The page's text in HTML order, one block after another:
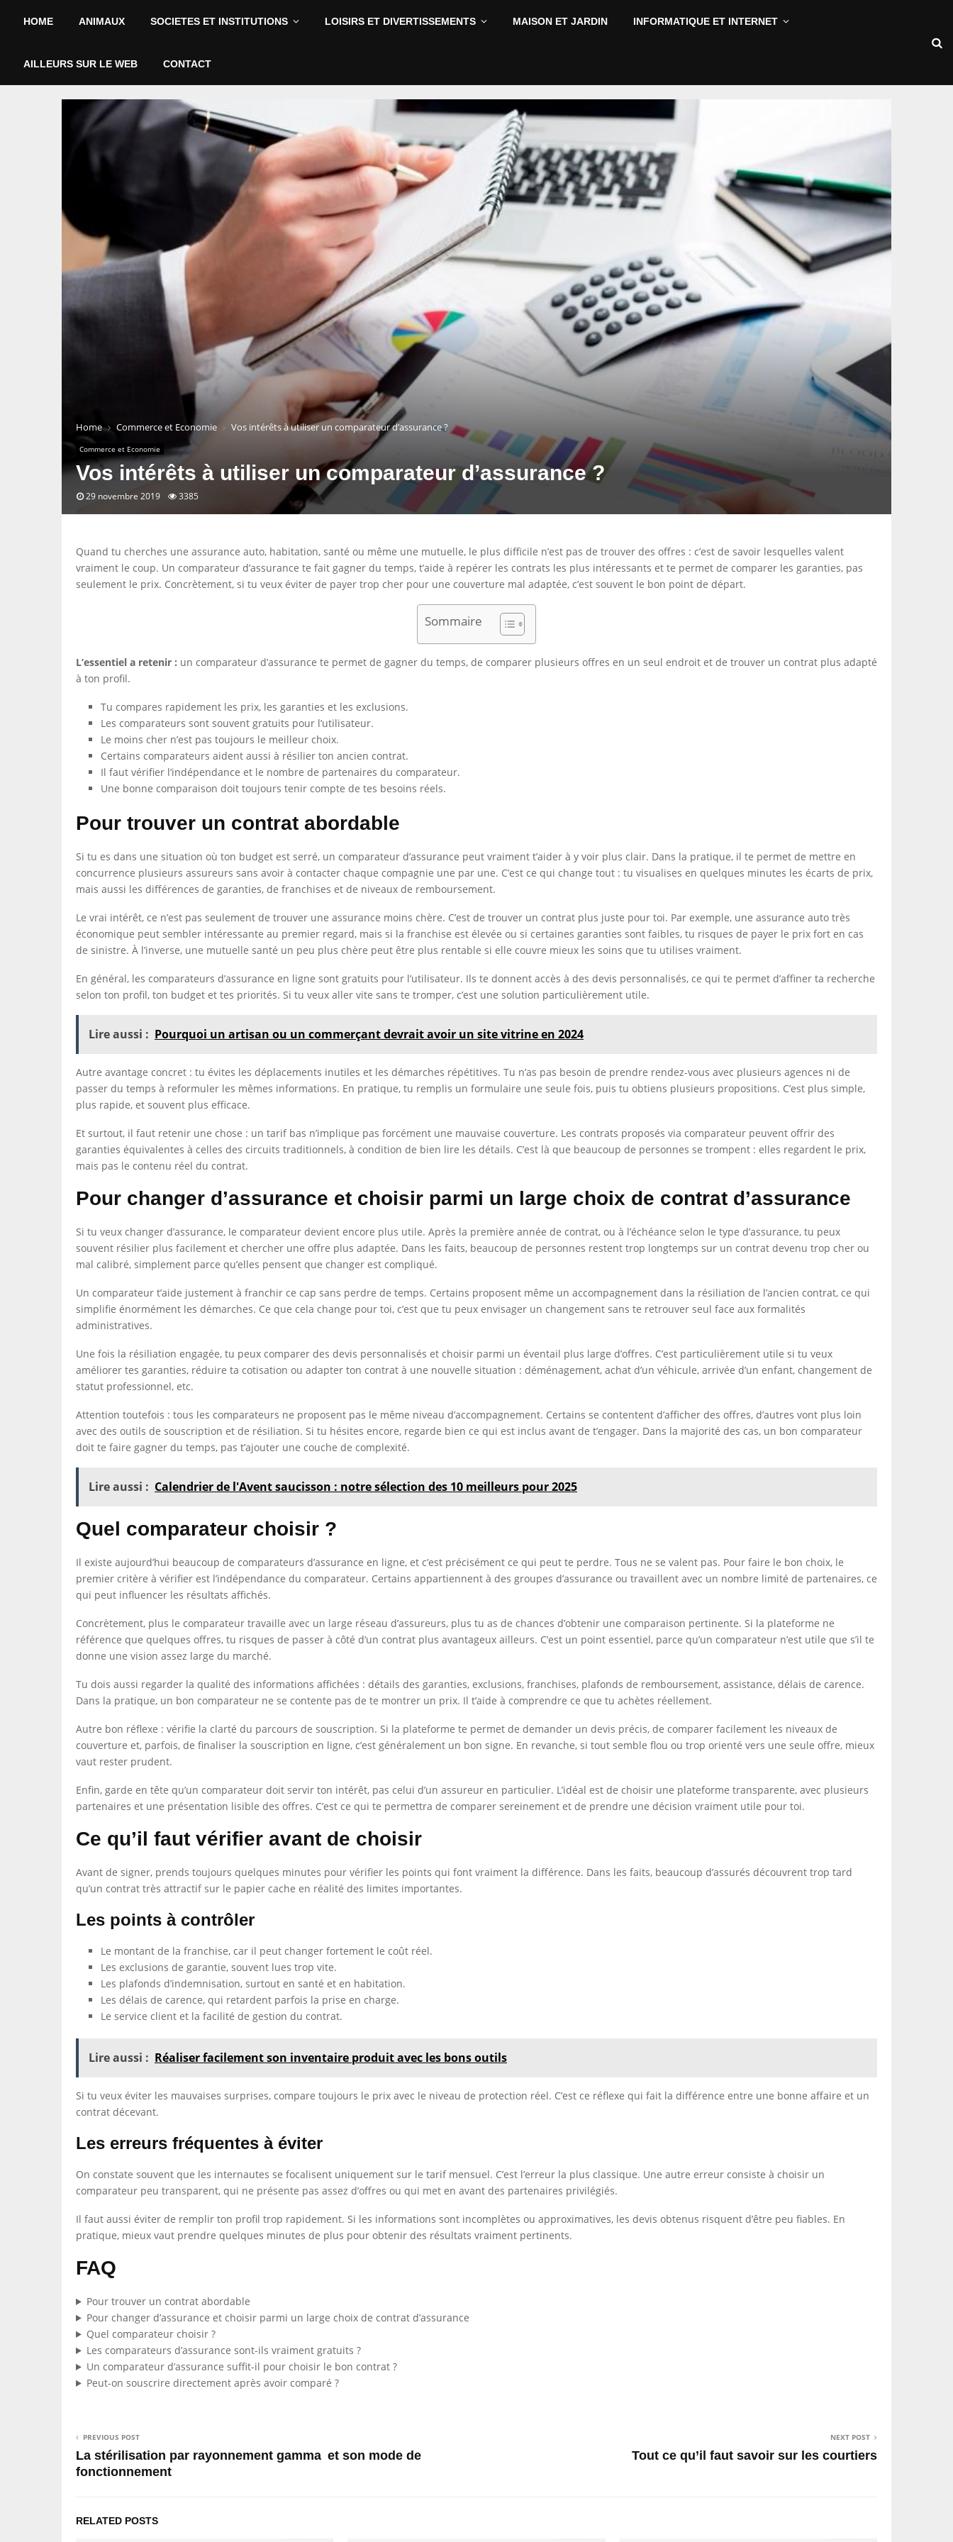
HOME ANIMAUX SOCIETES ET INSTITUTIONS LOISIRS ET DIVERTISSEMENTS MAISON ET JARDIN INFORMATIQUE ET INTERNET
AILLEURS SUR LE WEB CONTACT
Home Commerce et Economie Vos intérêts à utiliser un comparateur d’assurance ?
Commerce et Economie
Vos intérêts à utiliser un comparateur d’assurance ?
29 novembre 2019 3385
Quand tu cherches une assurance auto, habitation, santé ou même une mutuelle, le plus difficile n’est pas de trouver des offres : c’est de savoir lesquelles valent
vraiment le coup. Un comparateur d’assurance te fait gagner du temps, t’aide à repérer les contrats les plus intéressants et te permet de comparer les garanties, pas
seulement le prix. Concrètement, si tu veux éviter de payer trop cher pour une couverture mal adaptée, c’est souvent le bon point de départ.
Sommaire
L’essentiel a retenir : un comparateur d’assurance te permet de gagner du temps, de comparer plusieurs offres en un seul endroit et de trouver un contrat plus adapté
à ton profil.
Tu compares rapidement les prix, les garanties et les exclusions.
Les comparateurs sont souvent gratuits pour l’utilisateur.
Le moins cher n’est pas toujours le meilleur choix.
Certains comparateurs aident aussi à résilier ton ancien contrat.
Il faut vérifier l’indépendance et le nombre de partenaires du comparateur.
Une bonne comparaison doit toujours tenir compte de tes besoins réels.
Pour trouver un contrat abordable
Si tu es dans une situation où ton budget est serré, un comparateur d’assurance peut vraiment t’aider à y voir plus clair. Dans la pratique, il te permet de mettre en
concurrence plusieurs assureurs sans avoir à contacter chaque compagnie une par une. C’est ce qui change tout : tu visualises en quelques minutes les écarts de prix,
mais aussi les différences de garanties, de franchises et de niveaux de remboursement.
Le vrai intérêt, ce n’est pas seulement de trouver une assurance moins chère. C’est de trouver un contrat plus juste pour toi. Par exemple, une assurance auto très
économique peut sembler intéressante au premier regard, mais si la franchise est élevée ou si certaines garanties sont faibles, tu risques de payer le prix fort en cas
de sinistre. À l’inverse, une mutuelle santé un peu plus chère peut être plus rentable si elle couvre mieux les soins que tu utilises vraiment.
En général, les comparateurs d’assurance en ligne sont gratuits pour l’utilisateur. Ils te donnent accès à des devis personnalisés, ce qui te permet d’affiner ta recherche
selon ton profil, ton budget et tes priorités. Si tu veux aller vite sans te tromper, c’est une solution particulièrement utile.
Lire aussi : Pourquoi un artisan ou un commerçant devrait avoir un site vitrine en 2024
Autre avantage concret : tu évites les déplacements inutiles et les démarches répétitives. Tu n’as pas besoin de prendre rendez-vous avec plusieurs agences ni de
passer du temps à reformuler les mêmes informations. En pratique, tu remplis un formulaire une seule fois, puis tu obtiens plusieurs propositions. C’est plus simple,
plus rapide, et souvent plus efficace.
Et surtout, il faut retenir une chose : un tarif bas n’implique pas forcément une mauvaise couverture. Les contrats proposés via comparateur peuvent offrir des
garanties équivalentes à celles des circuits traditionnels, à condition de bien lire les détails. C’est là que beaucoup de personnes se trompent : elles regardent le prix,
mais pas le contenu réel du contrat.
Pour changer d’assurance et choisir parmi un large choix de contrat d’assurance
Si tu veux changer d’assurance, le comparateur devient encore plus utile. Après la première année de contrat, ou à l’échéance selon le type d’assurance, tu peux
souvent résilier plus facilement et chercher une offre plus adaptée. Dans les faits, beaucoup de personnes restent trop longtemps sur un contrat devenu trop cher ou
mal calibré, simplement parce qu’elles pensent que changer est compliqué.
Un comparateur t’aide justement à franchir ce cap sans perdre de temps. Certains proposent même un accompagnement dans la résiliation de l’ancien contrat, ce qui
simplifie énormément les démarches. Ce que cela change pour toi, c’est que tu peux envisager un changement sans te retrouver seul face aux formalités
administratives.
Une fois la résiliation engagée, tu peux comparer des devis personnalisés et choisir parmi un éventail plus large d’offres. C’est particulièrement utile si tu veux
améliorer tes garanties, réduire ta cotisation ou adapter ton contrat à une nouvelle situation : déménagement, achat d’un véhicule, arrivée d’un enfant, changement de
statut professionnel, etc.
Attention toutefois : tous les comparateurs ne proposent pas le même niveau d’accompagnement. Certains se contentent d’afficher des offres, d’autres vont plus loin
avec des outils de souscription et de résiliation. Si tu hésites encore, regarde bien ce qui est inclus avant de t’engager. Dans la majorité des cas, un bon comparateur
doit te faire gagner du temps, pas t’ajouter une couche de complexité.
Lire aussi : Calendrier de l'Avent saucisson : notre sélection des 10 meilleurs pour 2025
Quel comparateur choisir ?
Il existe aujourd’hui beaucoup de comparateurs d’assurance en ligne, et c’est précisément ce qui peut te perdre. Tous ne se valent pas. Pour faire le bon choix, le
premier critère à vérifier est l’indépendance du comparateur. Certains appartiennent à des groupes d’assurance ou travaillent avec un nombre limité de partenaires, ce
qui peut influencer les résultats affichés.
Concrètement, plus le comparateur travaille avec un large réseau d’assureurs, plus tu as de chances d’obtenir une comparaison pertinente. Si la plateforme ne
référence que quelques offres, tu risques de passer à côté d’un contrat plus avantageux ailleurs. C’est un point essentiel, parce qu’un comparateur n’est utile que s’il te
donne une vision assez large du marché.
Tu dois aussi regarder la qualité des informations affichées : détails des garanties, exclusions, franchises, plafonds de remboursement, assistance, délais de carence.
Dans la pratique, un bon comparateur ne se contente pas de te montrer un prix. Il t’aide à comprendre ce que tu achètes réellement.
Autre bon réflexe : vérifie la clarté du parcours de souscription. Si la plateforme te permet de demander un devis précis, de comparer facilement les niveaux de
couverture et, parfois, de finaliser la souscription en ligne, c’est généralement un bon signe. En revanche, si tout semble flou ou trop orienté vers une seule offre, mieux
vaut rester prudent.
Enfin, garde en tête qu’un comparateur doit servir ton intérêt, pas celui d’un assureur en particulier. L’idéal est de choisir une plateforme transparente, avec plusieurs
partenaires et une présentation lisible des offres. C’est ce qui te permettra de comparer sereinement et de prendre une décision vraiment utile pour toi.
Ce qu’il faut vérifier avant de choisir
Avant de signer, prends toujours quelques minutes pour vérifier les points qui font vraiment la différence. Dans les faits, beaucoup d’assurés découvrent trop tard
qu’un contrat très attractif sur le papier cache en réalité des limites importantes.
Les points à contrôler
Le montant de la franchise, car il peut changer fortement le coût réel.
Les exclusions de garantie, souvent lues trop vite.
Les plafonds d’indemnisation, surtout en santé et en habitation.
Les délais de carence, qui retardent parfois la prise en charge.
Le service client et la facilité de gestion du contrat.
Lire aussi : Réaliser facilement son inventaire produit avec les bons outils
Si tu veux éviter les mauvaises surprises, compare toujours le prix avec le niveau de protection réel. C’est ce réflexe qui fait la différence entre une bonne affaire et un
contrat décevant.
Les erreurs fréquentes à éviter
On constate souvent que les internautes se focalisent uniquement sur le tarif mensuel. C’est l’erreur la plus classique. Une autre erreur consiste à choisir un
comparateur peu transparent, qui ne présente pas assez d’offres ou qui met en avant des partenaires privilégiés.
Il faut aussi éviter de remplir ton profil trop rapidement. Si les informations sont incomplètes ou approximatives, les devis obtenus risquent d’être peu fiables. En
pratique, mieux vaut prendre quelques minutes de plus pour obtenir des résultats vraiment pertinents.
FAQ
Pour trouver un contrat abordable
Pour changer d’assurance et choisir parmi un large choix de contrat d’assurance
Quel comparateur choisir ?
Les comparateurs d’assurance sont-ils vraiment gratuits ?
Un comparateur d’assurance suffit-il pour choisir le bon contrat ?
Peut-on souscrire directement après avoir comparé ?
PREVIOUS POST
La stérilisation par rayonnement gamma et son mode de
fonctionnement
NEXT POST
Tout ce qu’il faut savoir sur les courtiers
RELATED POSTS